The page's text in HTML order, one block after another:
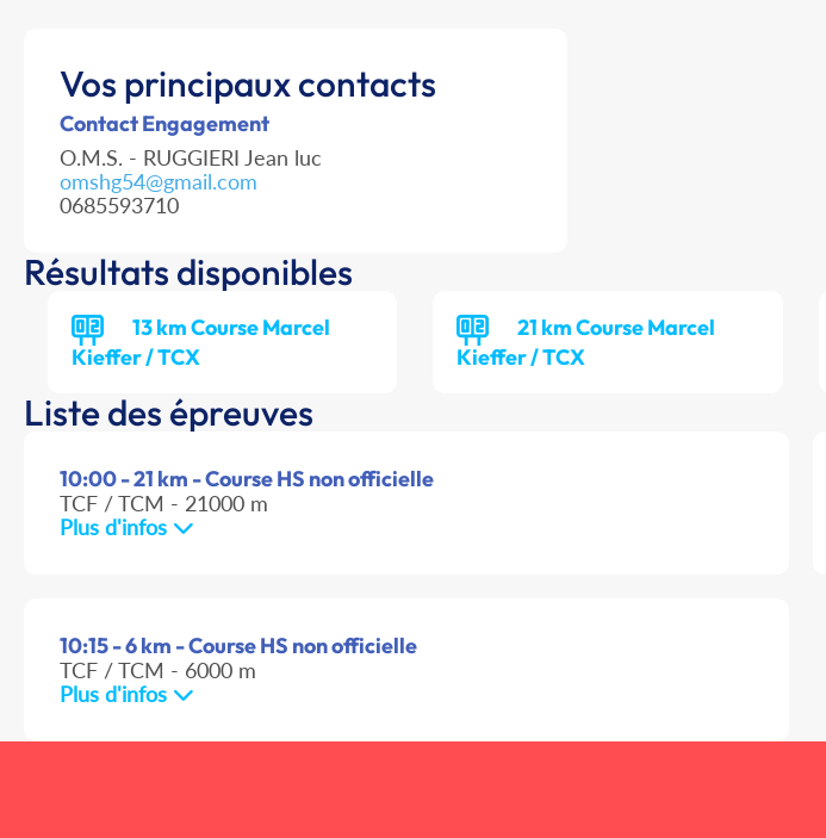
Vos principaux contacts
Contact Engagement
O.M.S. - RUGGIERI Jean luc
omshg54@gmail.com
0685593710
Résultats disponibles
13 km Course Marcel
Kieffer / TCX
21 km Course Marcel
Kieffer / TCX
Liste des épreuves
10:00 - 21 km - Course HS non officielle
TCF / TCM - 21000 m
Plus d'infos
10:15 - 6 km - Course HS non officielle
TCF / TCM - 6000 m
Plus d'infos